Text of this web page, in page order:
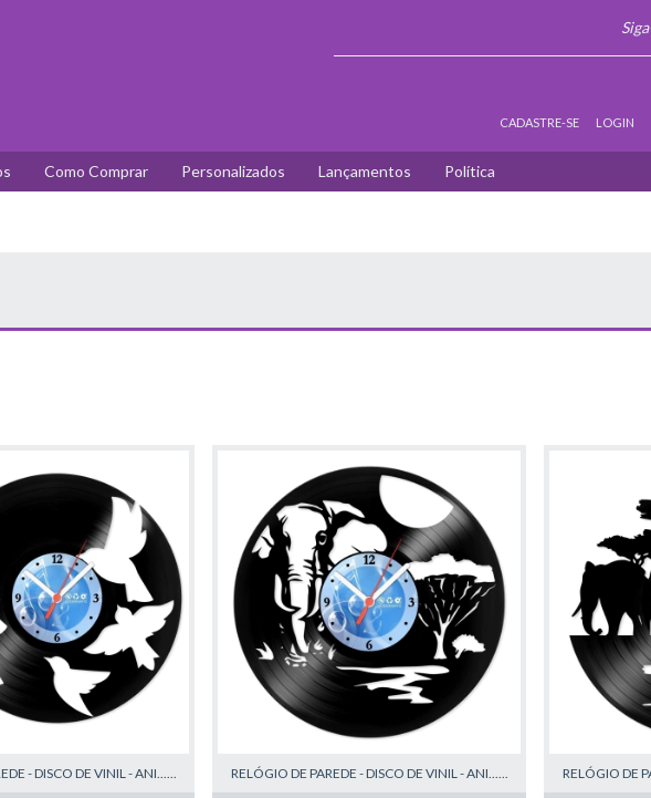
CADASTRE-SE LOGIN
Como Comprar Personalizados Lançamentos Política
- DISCO DE VINIL - ANI...... RELÓGIO DE PAREDE - DISCO DE VINIL - ANI...... RELÓGIO DE